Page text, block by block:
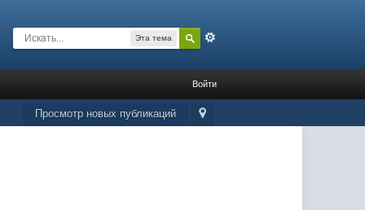
Эта тема
Войти
Просмотр новых публикаций